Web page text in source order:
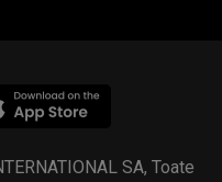
SA, Toate